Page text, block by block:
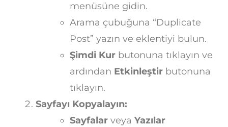
menüsüne gidin.
Arama çubuğuna “Duplicate
Post” yazın ve eklentiyi bulun.
Şimdi Kur butonuna tıklayın ve
ardından Etkinleştir butonuna
tıklayın.
Sayfayı Kopyalayın:
Sayfalar veya Yazılar